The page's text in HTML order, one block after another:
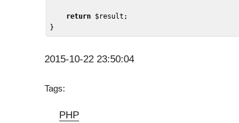
return $result ;
2015-10-22 23:50:04
Tags:
PHP